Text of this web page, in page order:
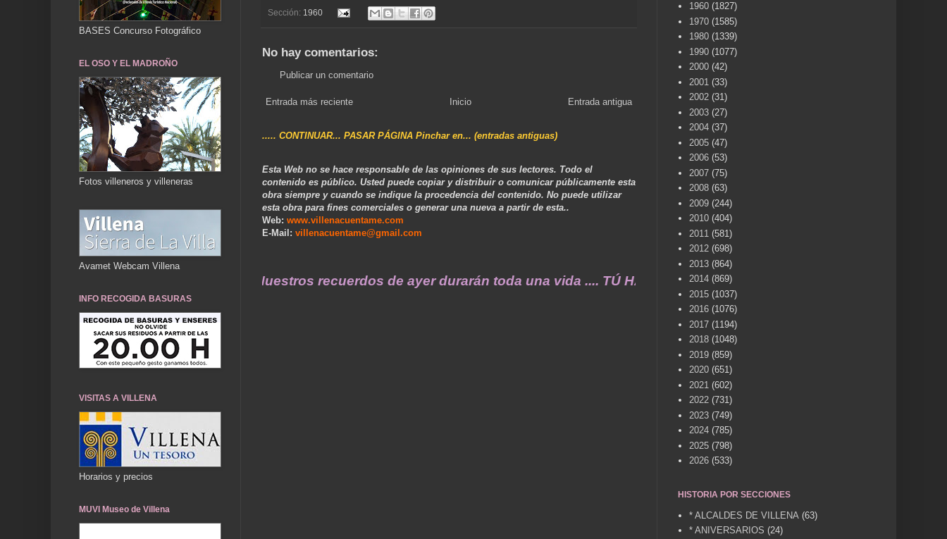
Sección: 1960
No hay comentarios:
Publicar un comentario
Entrada más reciente Entrada antigua
Inicio
..... CONTINUAR... PASAR PÁGINA Pinchar en... (entradas antiguas)
Esta Web no se hace responsable de las opiniones de sus lectores. Todo el
contenido es público. Usted puede copiar y distribuir o comunicar públicamente esta
obra siempre y cuando se indique la procedencia del contenido. No puede utilizar
esta obra para fines comerciales o generar una nueva a partir de esta..
Web: www.villenacuentame.com
E-Mail: villenacuentame@gmail.com
... Nuestros recuerdos de ayer durarán toda una vida .... TÚ HACES VILLENA CUÉNTAME... UN SERVICIO A LA
BASES Concurso Fotográfico
EL OSO Y EL MADROÑO
Fotos villeneros y villeneras
Avamet Webcam Villena
INFO RECOGIDA BASURAS
VISITAS A VILLENA
Horarios y precios
MUVI Museo de Villena
1960 (1827)
1970 (1585)
1980 (1339)
1990 (1077)
2000 (42)
2001 (33)
2002 (31)
2003 (27)
2004 (37)
2005 (47)
2006 (53)
2007 (75)
2008 (63)
2009 (244)
2010 (404)
2011 (581)
2012 (698)
2013 (864)
2014 (869)
2015 (1037)
2016 (1076)
2017 (1194)
2018 (1048)
2019 (859)
2020 (651)
2021 (602)
2022 (731)
2023 (749)
2024 (785)
2025 (798)
2026 (533)
HISTORIA POR SECCIONES
* ALCALDES DE VILLENA (63)
* ANIVERSARIOS (24)